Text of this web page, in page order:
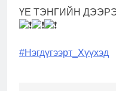
ҮЕ ТЭНГИЙН
#Нэгдүгээрт_Хүүхэд